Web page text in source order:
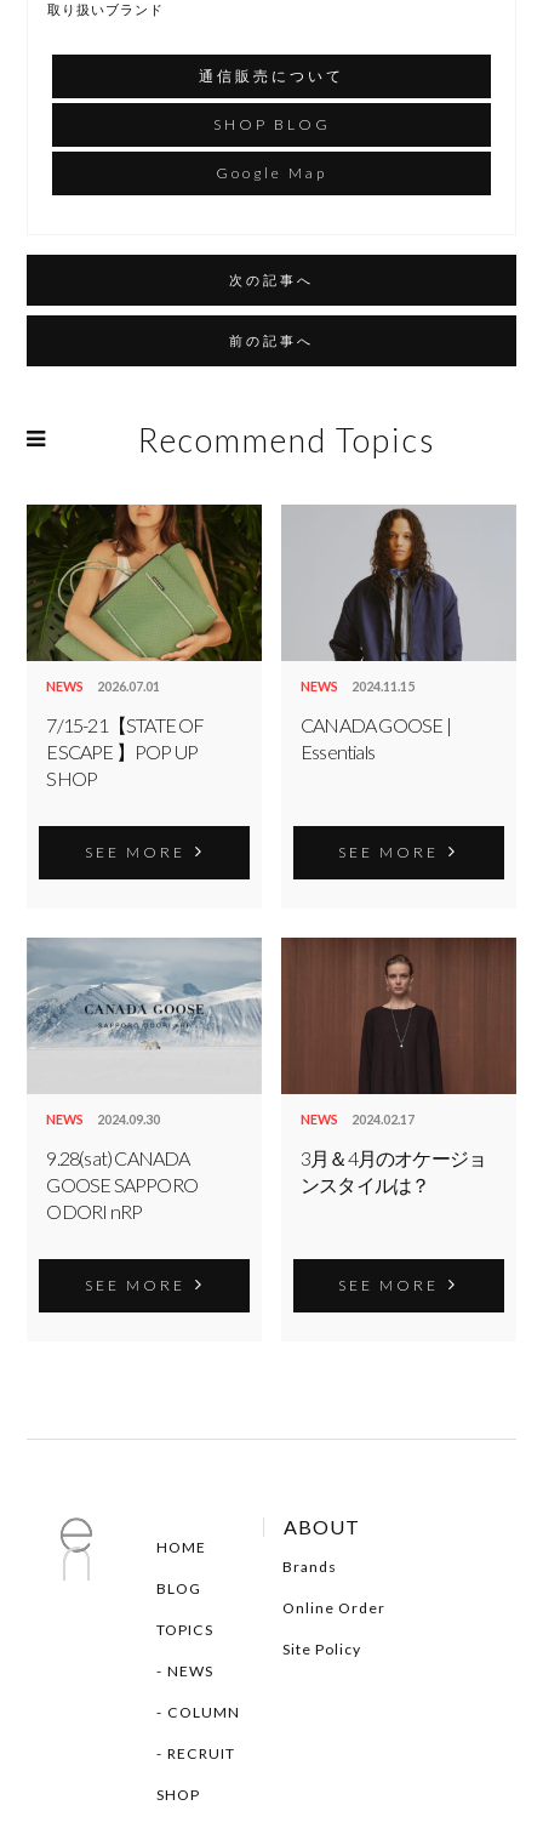
取り扱いブランド
通信販売について
SHOP BLOG
Google Map
次の記事へ
前の記事へ
Recommend Topics
COLUMN
RECRUIT
NEWS 2026.07.01
7/15-21【STATE OF
ESCAPE 】POP UP
SHOP
SEE MORE
NEWS 2024.11.15
CANADA GOOSE |
Essentials
SEE MORE
NEWS 2024.09.30
9.28(sat) CANADA
GOOSE SAPPORO
ODORI nRP
SEE MORE
NEWS 2024.02.17
3月＆4月のオケージョ
ンスタイルは？
SEE MORE
HOME
BLOG
TOPICS
NEWS
COLUMN
RECRUIT
SHOP
ABOUT
Brands
Online Order
Site Policy